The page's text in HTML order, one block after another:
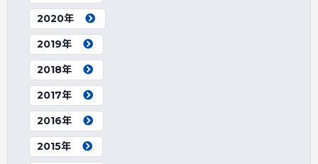
2020年
2019年
2018年
2017年
2016年
2015年